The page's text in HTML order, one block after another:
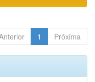
1 Próxima